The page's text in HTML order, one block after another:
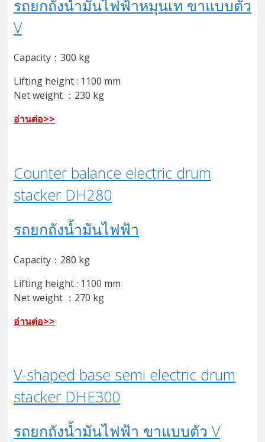
รถยกถังน้ำมันไฟฟ้าหมุนเท ขาแบบตัว
V
Capacity：300 kg
Lifting height : 1100 mm
Net weight ：230 kg
อ่านต่อ>>
Counter balance electric drum
stacker DH280
รถยกถังน้ำมันไฟฟ้า
Capacity：280 kg
Lifting height : 1100 mm
Net weight ：270 kg
อ่านต่อ>>
V-shaped base semi electric drum
stacker DHE300
รถยกถังน้ำมันไฟฟ้า ขาแบบตัว V